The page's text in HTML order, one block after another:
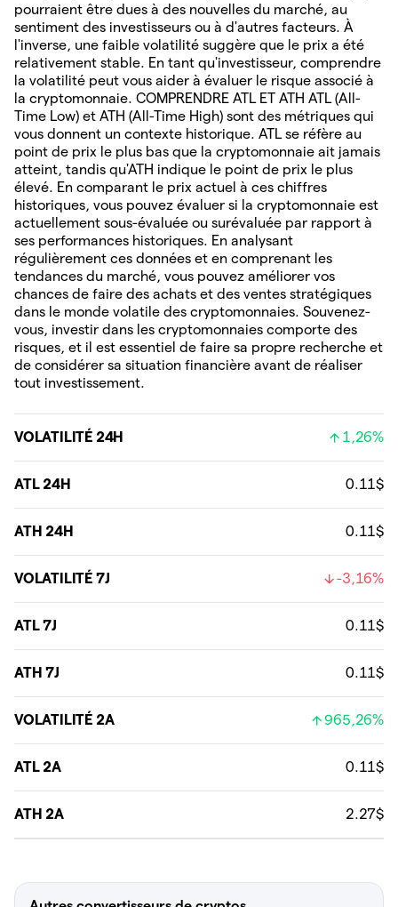
pourraient être dues à des nouvelles du marché, au
sentiment des investisseurs ou à d'autres facteurs. À
l'inverse, une faible volatilité suggère que le prix a été
relativement stable. En tant qu'investisseur, comprendre
la volatilité peut vous aider à évaluer le risque associé à
la cryptomonnaie. COMPRENDRE ATL ET ATH ATL (All-
Time Low) et ATH (All-Time High) sont des métriques qui
vous donnent un contexte historique. ATL se réfère au
point de prix le plus bas que la cryptomonnaie ait jamais
atteint, tandis qu'ATH indique le point de prix le plus
élevé. En comparant le prix actuel à ces chiffres
historiques, vous pouvez évaluer si la cryptomonnaie est
actuellement sous-évaluée ou surévaluée par rapport à
ses performances historiques. En analysant
régulièrement ces données et en comprenant les
tendances du marché, vous pouvez améliorer vos
chances de faire des achats et des ventes stratégiques
dans le monde volatile des cryptomonnaies. Souvenez-
vous, investir dans les cryptomonnaies comporte des
risques, et il est essentiel de faire sa propre recherche et
de considérer sa situation financière avant de réaliser
tout investissement.
VOLATILITÉ 24H 1,26%
ATL 24H 0.11$
ATH 24H 0.11$
VOLATILITÉ 7J -3,16%
ATL 7J 0.11$
ATH 7J 0.11$
VOLATILITÉ 2A 965,26%
ATL 2A 0.11$
ATH 2A 2.27$